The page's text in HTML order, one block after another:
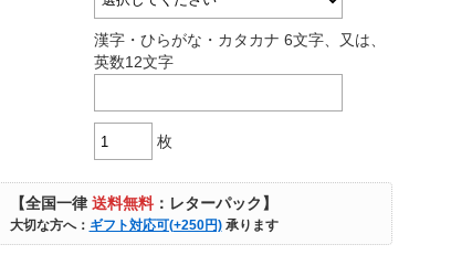
漢字・ひらがな・カタカナ 6文字、又は、
英数12文字
枚
【全国一律送料無料 ：レターパック】
大切な方へ： ギフト対応可(+250円)承ります